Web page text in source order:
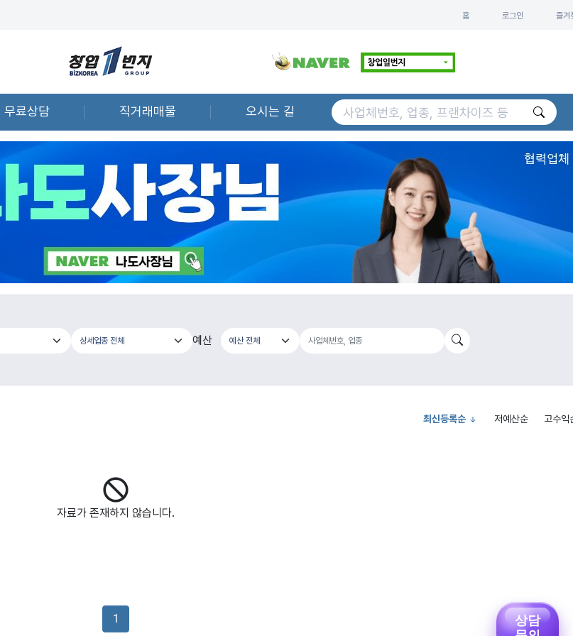
홈 로그인 즐겨
무료상담 직거래매물 오시는 길
예산
최신등록순 저예산순 고수익
자료가 존재하지 않습니다.
1
상담